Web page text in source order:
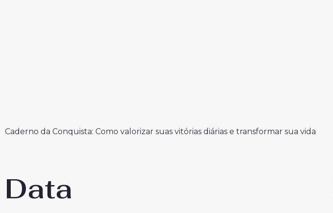
Caderno da Conquista: Como valorizar suas vitórias diárias e transformar sua vida
Data